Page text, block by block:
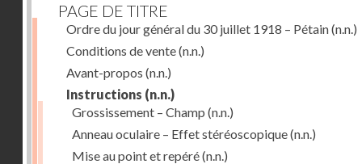
PAGE DE TITRE
Ordre du jour général du 30 juillet 1918 – Pétain(n.n.)
Conditions de vente(n.n.)
Avant-propos (n.n.)
Instructions (n.n.)
Grossissement – Champ (n.n.)
Anneau oculaire – Effet stéréoscopique(n.n.)
Mise au point et repéré(n.n.)